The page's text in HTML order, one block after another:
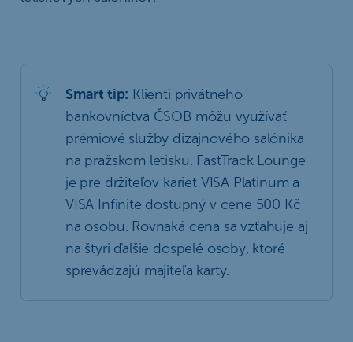
Smart tip: Klienti privátneho
bankovníctva ČSOB môžu využívať
prémiové služby dizajnového salónika
na pražskom letisku. FastTrack Lounge
je pre držiteľov kariet VISA Platinum a
VISA Infinite dostupný v cene 500 Kč
na osobu. Rovnaká cena sa vzťahuje aj
na štyri ďalšie dospelé osoby, ktoré
sprevádzajú majiteľa karty.